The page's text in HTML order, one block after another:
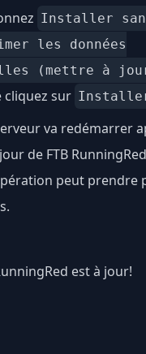
Installer
les données
(mettre à
cliquez sur
va redémarrer
de FTB
peut prendre
est à jour!